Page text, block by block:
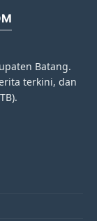
Batang.
terkini, dan